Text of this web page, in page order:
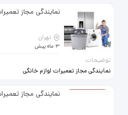
تعمیر انواع اجاق گاز لباسشویی
ظرفشویی ماکروفر فر برقی با
متخصصین کارآزموده در محل قیمت
09101459274
https://www.tamirpersian.com
نمایندگی مجاز
تهران
3 ماه پیش
توضیحات
نمایندگی مجاز تعمیرات لوازم خانگی
تعمیر انواع اجاق گاز لباسشویی
ظرفشویی ماکروفر فر برقی با
نمایندگی مجاز